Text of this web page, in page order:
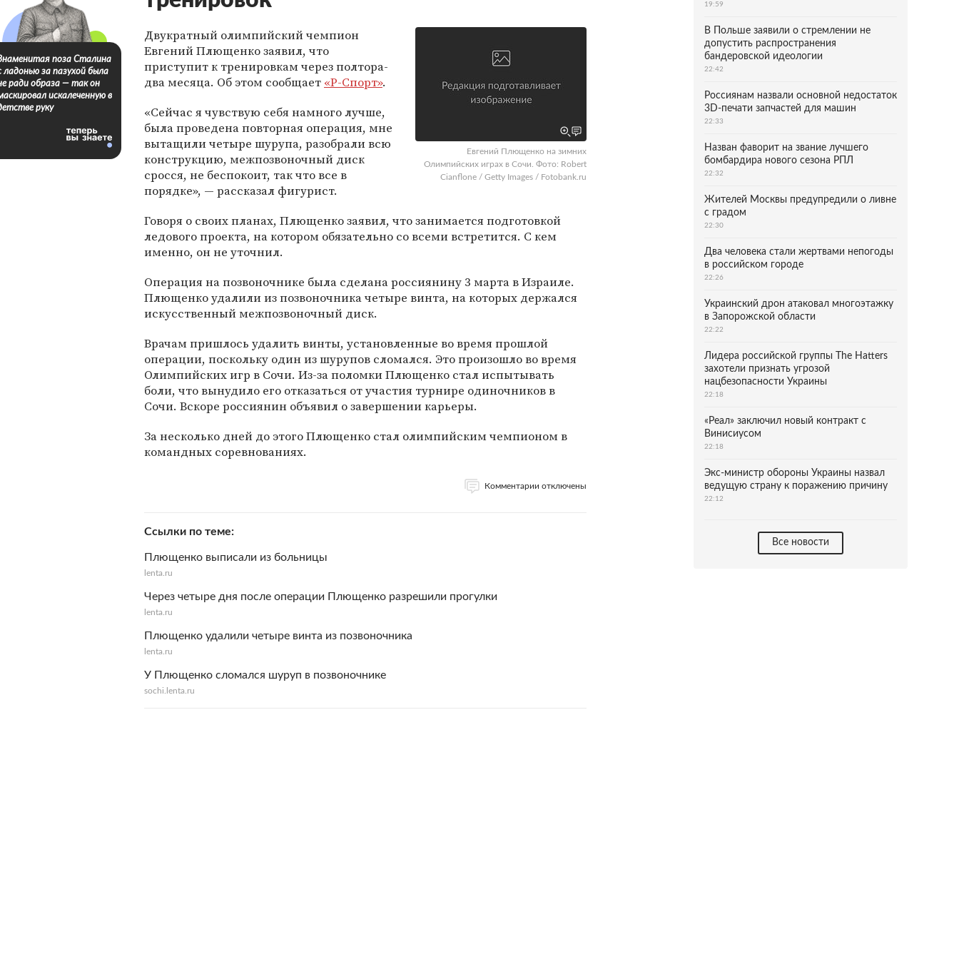
Евгений Плющенко на зимних
Олимпийских играх в Сочи. Фото: Robert
Cianflone / Getty Images / Fotobank.ru
Двукратный олимпийский чемпион
Евгений Плющенко заявил, что
приступит к тренировкам через полтора-
два месяца. Об этом сообщает «Р-Спорт».
«Сейчас я чувствую себя намного лучше,
была проведена повторная операция, мне
вытащили четыре шурупа, разобрали всю
конструкцию, межпозвоночный диск
сросся, не беспокоит, так что все в
порядке», — рассказал фигурист.
Говоря о своих планах, Плющенко заявил, что занимается подготовкой
ледового проекта, на котором обязательно со всеми встретится. С кем
именно, он не уточнил.
Операция на позвоночнике была сделана россиянину 3 марта в Израиле.
Плющенко удалили из позвоночника четыре винта, на которых держался
искусственный межпозвоночный диск.
Врачам пришлось удалить винты, установленные во время прошлой
операции, поскольку один из шурупов сломался. Это произошло во время
Олимпийских игр в Сочи. Из-за поломки Плющенко стал испытывать
боли, что вынудило его отказаться от участия турнире одиночников в
Сочи. Вскоре россиянин объявил о завершении карьеры.
За несколько дней до этого Плющенко стал олимпийским чемпионом в
командных соревнованиях.
Комментарии отключены
Ссылки по теме
Плющенко выписали из больницы
lenta.ru
Через четыре дня после операции Плющенко разрешили прогулки
lenta.ru
Плющенко удалили четыре винта из позвоночника
lenta.ru
У Плющенко сломался шуруп в позвоночнике
sochi.lenta.ru
поза Сталина
ладонью за пазухой была
ради образа — так он
искалеченную в
руку
19:59
В Польше заявили о стремлении не
допустить распространения
бандеровской идеологии
22:42
Россиянам назвали основной недостаток
3D-печати запчастей для машин
22:33
Назван фаворит на звание лучшего
бомбардира нового сезона РПЛ
22:32
Жителей Москвы предупредили о ливне
с градом
22:30
Два человека стали жертвами непогоды
в российском городе
22:26
Украинский дрон атаковал многоэтажку
в Запорожской области
22:22
Лидера российской группы The Hatters
захотели признать угрозой
нацбезопасности Украины
22:18
«Реал» заключил новый контракт с
Винисиусом
22:18
Экс-министр обороны Украины назвал
ведущую страну к поражению причину
22:12
Все новости